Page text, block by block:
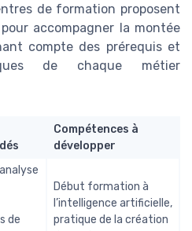
de formation proposent
accompagner la montée
compte des prérequis et
de chaque métier
Compétences à
développer
de
Début formation à
l’intelligence artificielle,
pratique de la création